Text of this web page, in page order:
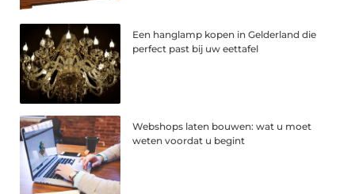
Een hanglamp kopen in Gelderland die
perfect past bij uw eettafel
Webshops laten bouwen: wat u moet
weten voordat u begint